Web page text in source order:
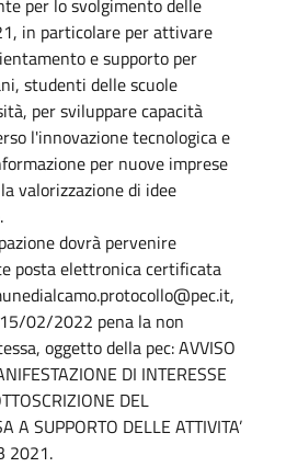
in particolare per attivare
e supporto per
studenti delle scuole
per sviluppare capacità
l'innovazione tecnologica e
per nuove imprese
valorizzazione di idee
dovrà pervenire
posta elettronica certificata
02/2022 pena la non
oggetto della pec: AVVISO
DI INTERESSE
DEL
A SUPPORTO DELLE ATTIVITA’
2021.